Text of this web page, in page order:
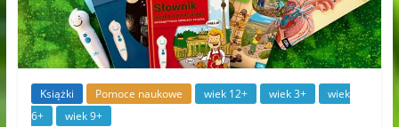
Książki Pomoce naukowe wiek 12+ wiek 3+
wiek
6+
wiek 9+